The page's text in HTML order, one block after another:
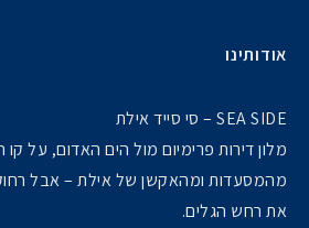
אודותינו
SEA SIDE – סי סייד אילת
מלון דירות פרימיום מול הים האדום, על
מהמסעדות ומהאקשן של אילת – אבל
את רחש הגלים.